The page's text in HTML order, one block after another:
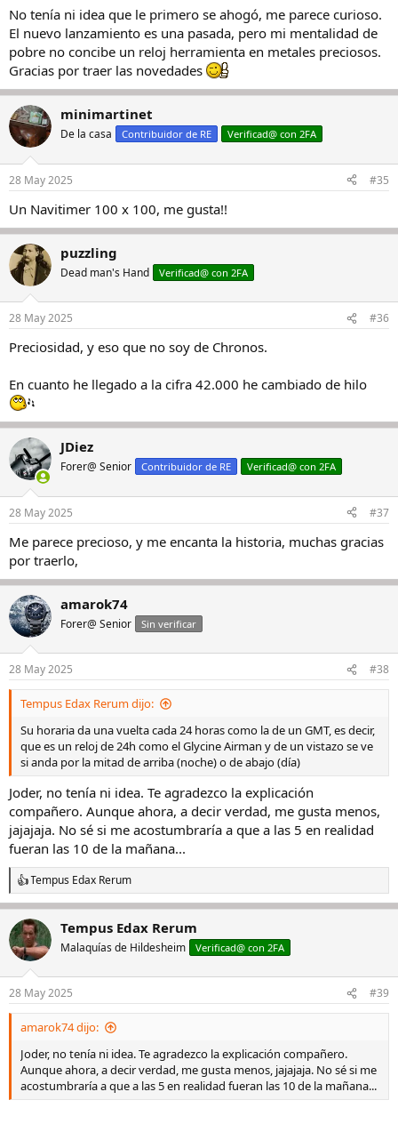
No tenía ni idea que le primero se ahogó, me parece curioso.
El nuevo lanzamiento es una pasada, pero mi mentalidad de
pobre no concibe un reloj herramienta en metales preciosos.
Gracias por traer las novedades
minimartinet
De la casa Contribuidor de RE Verificad@ con 2FA
28 May 2025 #35
Un Navitimer 100 x 100, me gusta!!
puzzling
Dead man's Hand Verificad@ con 2FA
28 May 2025 #36
Preciosidad, y eso que no soy de Chronos.
En cuanto he llegado a la cifra 42.000 he cambiado de hilo
JDiez
Forer@ Senior Contribuidor de RE Verificad@ con 2FA
28 May 2025 #37
Me parece precioso, y me encanta la historia, muchas gracias
por traerlo,
amarok74
Forer@ Senior Sin verificar
28 May 2025 #38
Tempus Edax Rerum dijo:
Su horaria da una vuelta cada 24 horas como la de un GMT, es decir,
que es un reloj de 24h como el Glycine Airman y de un vistazo se ve
si anda por la mitad de arriba (noche) o de abajo (día)
Joder, no tenía ni idea. Te agradezco la explicación
compañero. Aunque ahora, a decir verdad, me gusta menos,
jajajaja. No sé si me acostumbraría a que a las 5 en realidad
fueran las 10 de la mañana...
R
e
a
c
c
i
e
s
Tempus Edax Rerum
Tempus Edax Rerum
Malaquías de Hildesheim Verificad@ con 2FA
28 May 2025 #39
amarok74 dijo:
Joder, no tenía ni idea. Te agradezco la explicación compañero.
Aunque ahora, a decir verdad, me gusta menos, jajajaja. No sé si me
acostumbraría a que a las 5 en realidad fueran las 10 de la mañana...